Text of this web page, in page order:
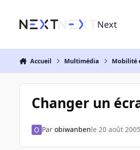
Next
Accueil Multimédia Mobilité
Changer un
Par obiwanbenle 20 août 2005